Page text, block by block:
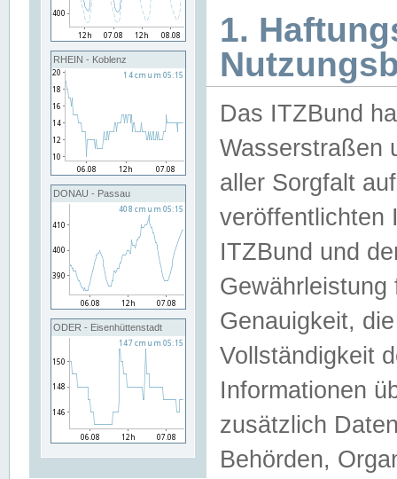
RHEIN - Koblenz
DONAU - Passau
ODER - Eisenhüttenstadt
1.
Das ITZBund
Wasserstraßen
aller Sorgfalt
veröffentlichten
ITZBund und
Genauigkeit,
Vollständigkeit
Informationen
zusätzlich
Behörden,